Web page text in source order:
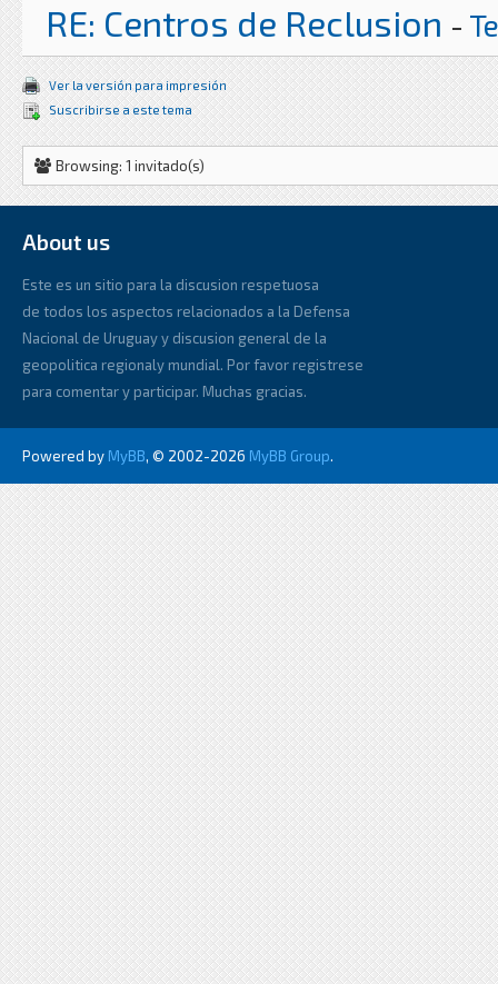
RE: Centros de Reclusion -
Ver la versión para impresión
Suscribirse a este tema
Browsing: 1 invitado(s)
About us
Este es un sitio para la discusion respetuosa
de todos los aspectos relacionados a la Defensa
Nacional de Uruguay y discusion general de la
geopolitica regionaly mundial. Por favor registrese
para comentar y participar. Muchas gracias.
Powered by MyBB, © 2002-2026 MyBB Group.